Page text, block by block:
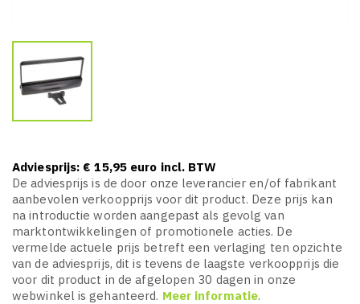
Adviesprijs: € 15,95 euro incl. BTW
De adviesprijs is de door onze leverancier en/of fabrikant
aanbevolen verkoopprijs voor dit product. Deze prijs kan
na introductie worden aangepast als gevolg van
marktontwikkelingen of promotionele acties. De
vermelde actuele prijs betreft een verlaging ten opzichte
van de adviesprijs, dit is tevens de laagste verkoopprijs die
voor dit product in de afgelopen 30 dagen in onze
webwinkel is gehanteerd. Meer informatie.